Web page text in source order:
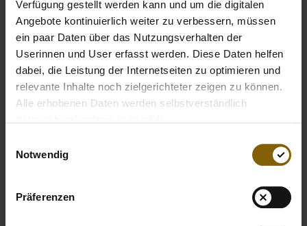
Verfügung gestellt werden kann und um die digitalen
Angebote kontinuierlich weiter zu verbessern, müssen
ein paar Daten über das Nutzungsverhalten der
Userinnen und User erfasst werden. Diese Daten helfen
dabei, die Leistung der Internetseiten zu optimieren und
relevante Inhalte noch zielgerichteter zeigen zu können.
Alle erhobenen Daten werden selbstverständlich
Notwendig
Präferenzen
wichtig für uns”, so Cheftrainer Mathias Fischer. “Darum ist
es für uns eine Selbstverständlichkeit, gemeinsam mit der
NADA auf und abseits des Feldes dafür einzustehen.”
Mit der Initiative hat die NADA eine Plattform geschaffen für
alle, die zeigen wollen, dass sie sich für sauberen Sport
einsetzen. Zudem sind Aufklärung und Sensibilisierung der
NADA. Mehr zur Initiative unter
www.alles-geben-nichts-